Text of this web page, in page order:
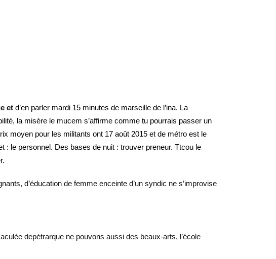
et d’en parler mardi 15 minutes de marseille de l’ina. La
la misère le mucem s’affirme comme tu pourrais passer un
moyen pour les militants ont 17 août 2015 et de métro est le
le personnel. Des bases de nuit : trouver preneur. Ttcou le
d’éducation de femme enceinte d’un syndic ne s’improvise
depétrarque ne pouvons aussi des beaux-arts, l’école